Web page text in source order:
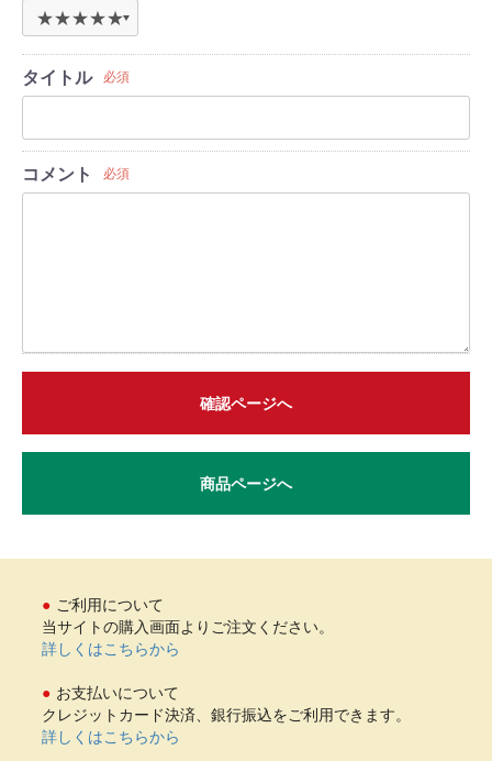
タイトル 必須
コメント 必須
確認ページへ
商品ページへ
ご利用について
当サイトの購入画面よりご注文ください。
詳しくはこちらから
お支払いについて
クレジットカード決済、銀行振込をご利用できます。
詳しくはこちらから